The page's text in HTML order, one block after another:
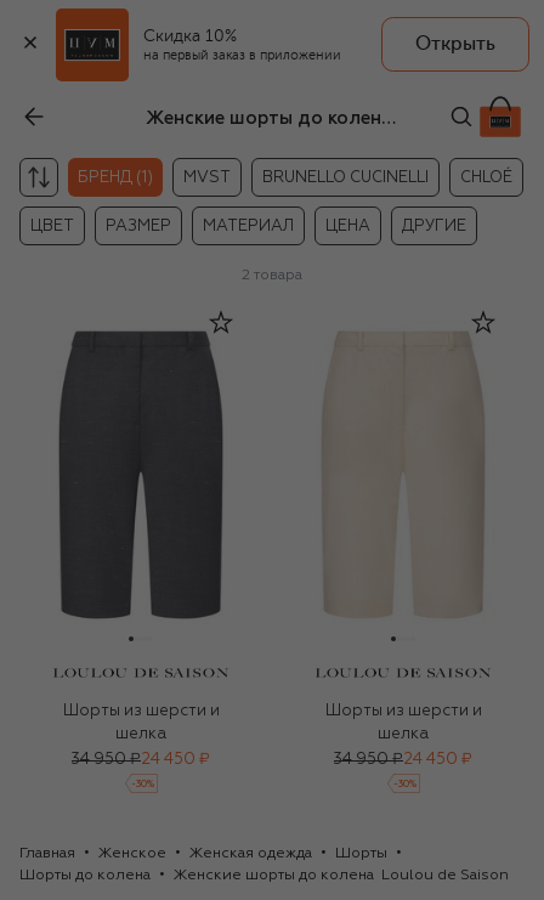
Скидка 10%
на первый заказ в приложении
Открыть
Женские шорты до колена Loulou de Saison
БРЕНД (1) MVST BRUNELLO CUCINELLI CHLOÉ
ЦВЕТ РАЗМЕР МАТЕРИАЛ ЦЕНА ДРУГИЕ
2 товара
Шорты из шерсти и
шелка
34 950 ₽24 450 ₽
-30%
Шорты из шерсти и
шелка
34 950 ₽24 450 ₽
-30%
Главная Женское Женская одежда
Шорты
Шорты до колена
Женские шорты до колена  Loulou de Saison